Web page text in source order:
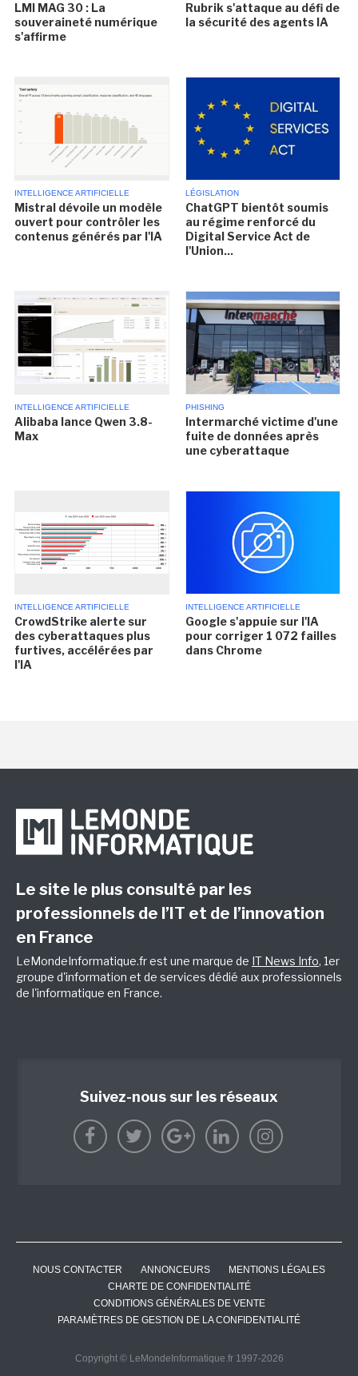
LMI MAG 30 : La
souveraineté numérique
s'affirme
Rubrik s'attaque au défi de
la sécurité des agents IA
INTELLIGENCE ARTIFICIELLE
Mistral dévoile un modèle
ouvert pour contrôler les
contenus générés par l'IA
LÉGISLATION
ChatGPT bientôt soumis
au régime renforcé du
Digital Service Act de
l'Union...
INTELLIGENCE ARTIFICIELLE
Alibaba lance Qwen 3.8-
Max
PHISHING
Intermarché victime d'une
fuite de données après
une cyberattaque
INTELLIGENCE ARTIFICIELLE
CrowdStrike alerte sur
des cyberattaques plus
furtives, accélérées par
l'IA
INTELLIGENCE ARTIFICIELLE
Google s'appuie sur l'IA
pour corriger 1 072 failles
dans Chrome
Le site le plus consulté par les
professionnels de l’IT et de l’innovation
en France
LeMondeInformatique.fr est une marque de IT News Info, 1er
groupe d'information et de services dédié aux professionnels
de l'informatique en France.
Suivez-nous sur les réseaux
NOUS CONTACTER ANNONCEURS
MENTIONS LÉGALES
CHARTE DE CONFIDENTIALITÉ
CONDITIONS GÉNÉRALES DE VENTE
PARAMÈTRES DE GESTION DE LA CONFIDENTIALITÉ
Copyright © LeMondeInformatique.fr 1997-2026